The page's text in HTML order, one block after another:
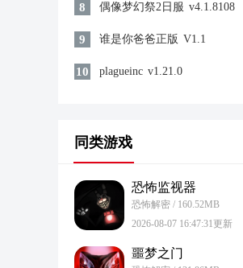
8 偶像梦幻祭2日服 v4.1.8108
9 谁是你爸爸正版 V1.1
10 plagueinc v1.21.0
同类游戏
恐怖监视器
恐怖解密 / 160.52MB
2026-08-07 16:47:31更新
噩梦之门